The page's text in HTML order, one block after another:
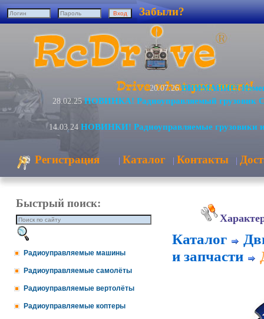
Забыли?
20.07.26 ВНИМАНИЕ!
28.02.25 НОВИНКА! Радиоуправляемый грузовик
14.03.24 НОВИНКИ! Радиоуправляемые грузовики
Регистрация | Каталог | Контакты |
Быстрый поиск:
Радиоуправляемые машины
Радиоуправляемые самолёты
Радиоуправляемые вертолёты
Радиоуправляемые коптеры
Каталог
и запчасти